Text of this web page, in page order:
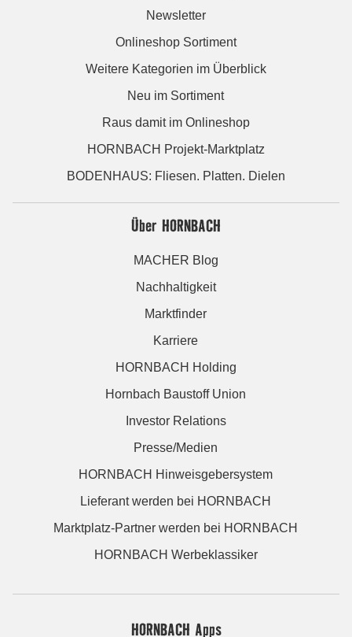
Newsletter
Onlineshop Sortiment
Weitere Kategorien im Überblick
Neu im Sortiment
Raus damit im Onlineshop
HORNBACH Projekt-Marktplatz
BODENHAUS: Fliesen. Platten. Dielen
Über HORNBACH
MACHER Blog
Nachhaltigkeit
Marktfinder
Karriere
HORNBACH Holding
Hornbach Baustoff Union
Investor Relations
Presse/Medien
HORNBACH Hinweisgebersystem
Lieferant werden bei HORNBACH
Marktplatz-Partner werden bei HORNBACH
HORNBACH Werbeklassiker
HORNBACH Apps